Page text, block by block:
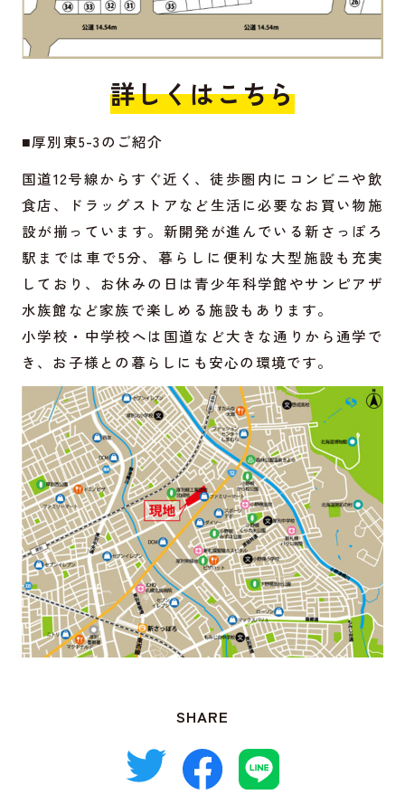
詳しくはこちら
■厚別東5-3のご紹介
国道12号線からすぐ近く、徒歩圏内にコンビニや飲
食店、ドラッグストアなど生活に必要なお買い物施
設が揃っています。新開発が進んでいる新さっぽろ
駅までは車で5分、暮らしに便利な大型施設も充実
しており、お休みの日は青少年科学館やサンピアザ
水族館など家族で楽しめる施設もあります。
小学校・中学校へは国道など大きな通りから通学で
き、お子様との暮らしにも安心の環境です。
SHARE